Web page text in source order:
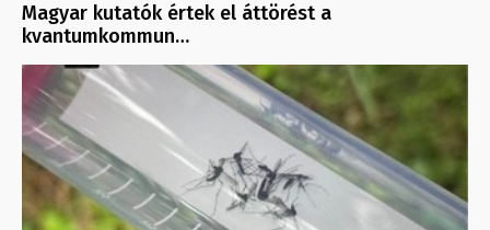
Magyar kutatók értek el áttörést a
kvantumkommun…